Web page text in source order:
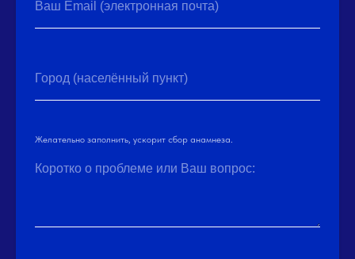
Ваш Email (электронная почта)
Город (населённый пункт)
Желательно заполнить, ускорит сбор анамнеза.
Коротко о проблеме или Ваш вопрос: